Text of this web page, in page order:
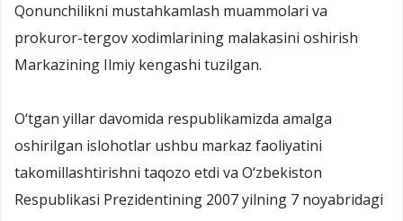
Qonunchilikni mustahkamlash muammolari va
prokuror-tergov xodimlarining malakasini oshirish
Markazining Ilmiy kengashi tuzilgan.
O‘tgan yillar davomida respublikamizda amalga
oshirilgan islohotlar ushbu markaz faoliyatini
takomillashtirishni taqozo etdi va O‘zbekiston
Respublikasi Prezidentining 2007 yilning 7 noyabridagi